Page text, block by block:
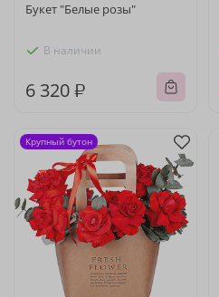
Букет "Белые розы"
В наличии
6 320 ₽
Крупный бутон